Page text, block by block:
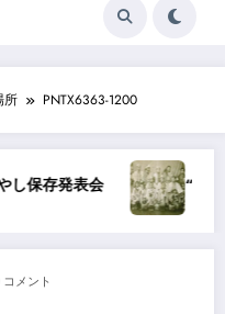
所 PNTX6363-1200
会 “祭りばやし”
コメント